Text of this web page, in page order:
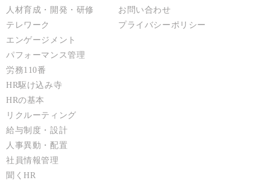
人材育成・開発・研修
テレワーク
エンゲージメント
パフォーマンス管理
労務110番
HR駆け込み寺
HRの基本
リクルーティング
給与制度・設計
人事異動・配置
社員情報管理
聞くHR
お問い合わせ
プライバシーポリシー